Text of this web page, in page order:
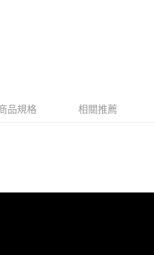
含預購商品］
)免運費
品規格 相關推薦